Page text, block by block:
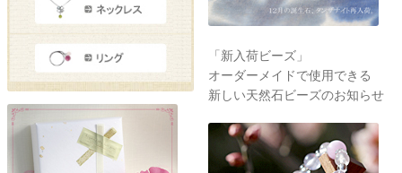
「新入荷ビーズ」
オーダーメイドで使用できる
新しい天然石ビーズのお知らせ